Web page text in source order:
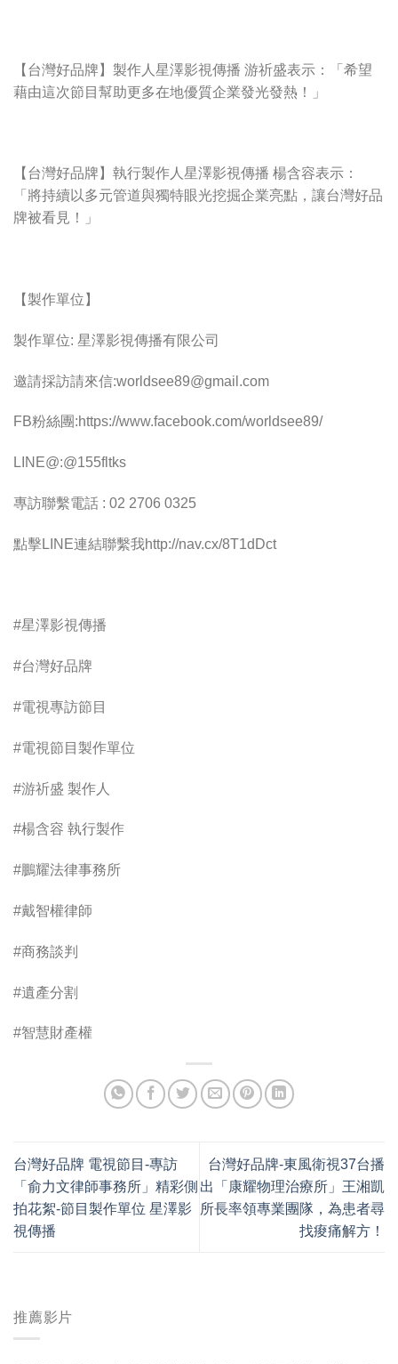
推薦影片
【台灣好品牌】製作人星澤影視傳播 游祈盛表示：「希望
藉由這次節目幫助更多在地優質企業發光發熱！」
【台灣好品牌】執行製作人星澤影視傳播 楊含容表示：
「將持續以多元管道與獨特眼光挖掘企業亮點，讓台灣好品
牌被看見！」
【製作單位】
製作單位: 星澤影視傳播有限公司
邀請採訪請來信:worldsee89@gmail.com
FB粉絲團:https://www.facebook.com/worldsee89/
LINE@:@155fltks
專訪聯繫電話 : 02 2706 0325
點擊LINE連結聯繫我http://nav.cx/8T1dDct
#星澤影視傳播
#台灣好品牌
#電視專訪節目
#電視節目製作單位
#游祈盛 製作人
#楊含容 執行製作
#鵬耀法律事務所
#戴智權律師
#商務談判
#遺產分割
#智慧財產權
台灣好品牌 電視節目-專訪
「俞力文律師事務所」精彩側
拍花絮-節目製作單位 星澤影
視傳播
台灣好品牌-東風衛視37台播
出「康耀物理治療所」王湘凱
所長率領專業團隊，為患者尋
找痠痛解方！